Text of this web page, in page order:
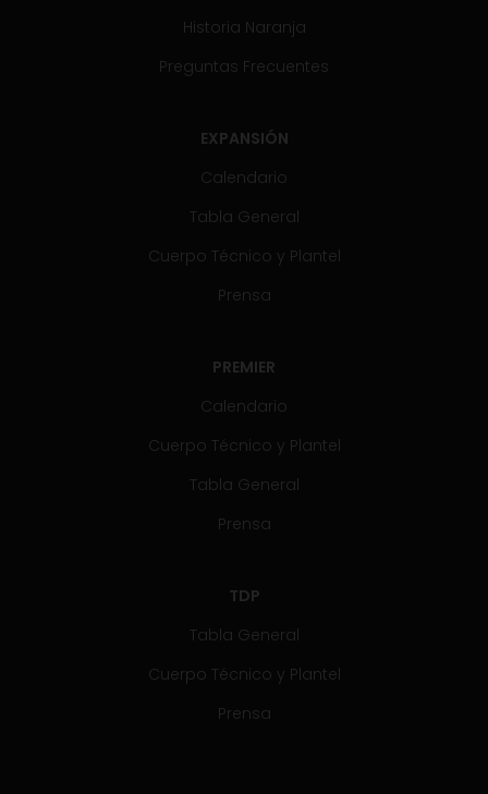
Historia Naranja
Preguntas Frecuentes
EXPANSIÓN
Calendario
Tabla General
Cuerpo Técnico y Plantel
Prensa
PREMIER
Calendario
Cuerpo Técnico y Plantel
Tabla General
Prensa
TDP
Tabla General
Cuerpo Técnico y Plantel
Prensa